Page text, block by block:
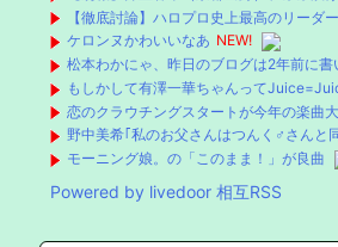
【徹底討論】ハロプロ史上最高のリーダ
ケロンヌかわいいなあ NEW!
松本わかにゃ、昨日のブログは2年前に
もしかして有澤一華ちゃんって
恋のクラウチングスタートが今年の楽曲
野中美希｢私のお父さんはつんく♂さんと
モーニング娘。の「このまま！」が良曲
Powered by livedoor 相互RSS